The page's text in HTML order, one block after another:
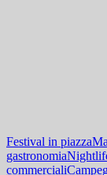
Festival in piazza
gastronomia
commerciali